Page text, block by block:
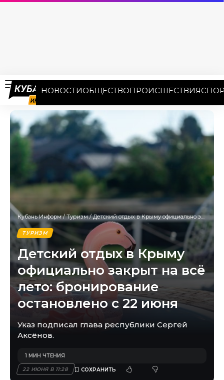
НОВОСТИОБЩЕСТВОПРОИСШЕСТВИЯ
Кубань Информ/Туризм/Детский отдых в Крыму официально закрыт на всё лето: бронирование остановлено с 22 июня
ТУРИЗМ
Детский отдых в Крыму
официально закрыт на всё
лето: бронирование
остановлено с 22 июня
Указ подписал глава республики Сергей
Аксёнов.
22 ИЮНЯ В 11:28
1 МИН ЧТЕНИЯ